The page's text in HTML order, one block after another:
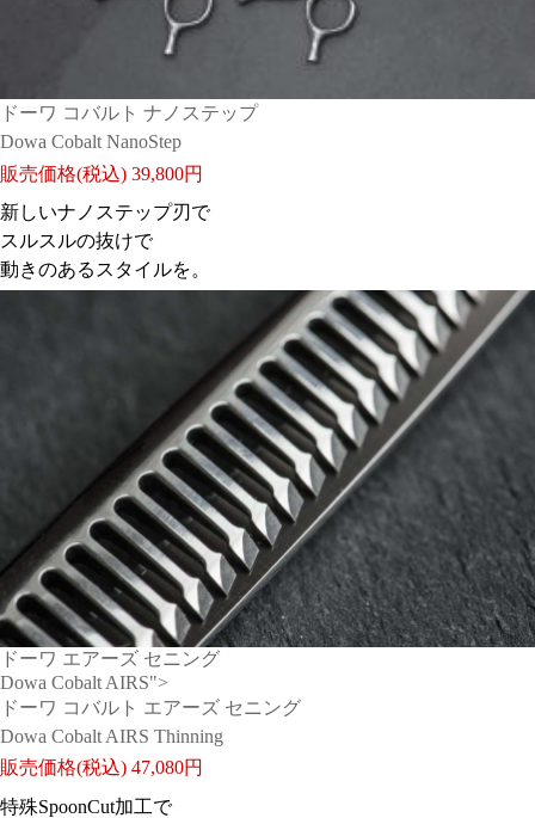
ドーワ コバルト ナノステップ
Dowa Cobalt NanoStep
販売価格(税込) 39,800円
新しいナノステップ刃で
スルスルの抜けで
動きのあるスタイルを。
ドーワ エアーズ セニング
Dowa Cobalt AIRS">
ドーワ コバルト エアーズ セニング
Dowa Cobalt AIRS Thinning
販売価格(税込) 47,080円
特殊SpoonCut加工で